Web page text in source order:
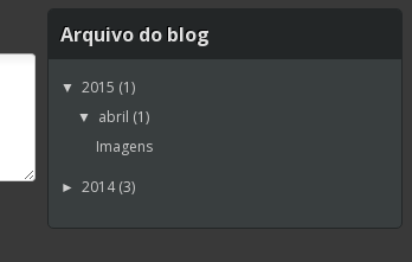
Arquivo do blog
▼ 2015 (1)
▼ abril (1)
Imagens
► 2014(3)